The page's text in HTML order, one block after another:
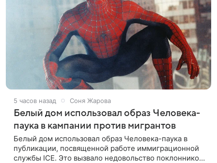
5 часов назад Соня Жарова
Белый дом использовал образ Человека-
паука в кампании против мигрантов
Белый дом использовал образ Человека-паука в
публикации, посвященной работе иммиграционной
службы ICE. Это вызвало недовольство поклонников